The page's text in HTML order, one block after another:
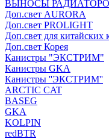
ВЫНОСЫ РАДИАТОРОВ
Доп.свет AURORA
Доп.свет PROLIGHT
Доп.свет для китайских
Доп.свет Корея
Канистры "ЭКСТРИМ"
Канистры GKA
Канистры ''ЭКСТРИМ''
ARCTIC CAT
BASEG
GKA
KOLPIN
redBTR